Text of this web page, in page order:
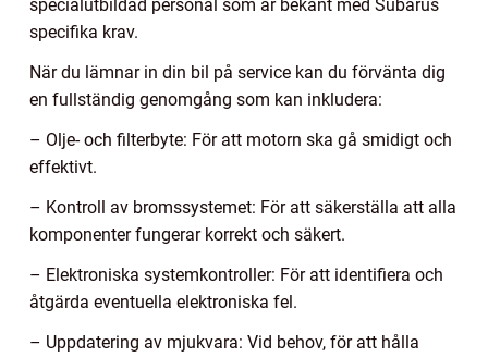
specialutbildad personal som är bekant med Subarus
specifika krav.
När du lämnar in din bil på service kan du förvänta dig
en fullständig genomgång som kan inkludera:
– Olje- och filterbyte: För att motorn ska gå smidigt och
effektivt.
– Kontroll av bromssystemet: För att säkerställa att alla
komponenter fungerar korrekt och säkert.
– Elektroniska systemkontroller: För att identifiera och
åtgärda eventuella elektroniska fel.
– Uppdatering av mjukvara: Vid behov, för att hålla